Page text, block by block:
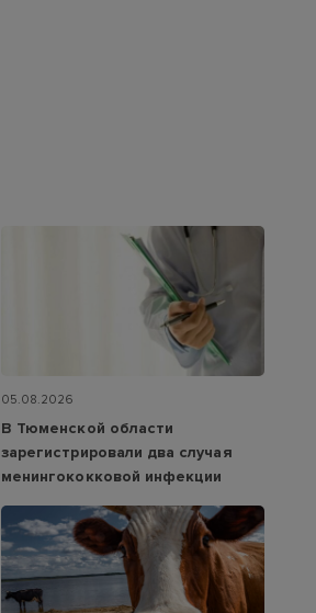
05.08.2026
В Тюменской области
зарегистрировали два случая
менингококковой инфекции